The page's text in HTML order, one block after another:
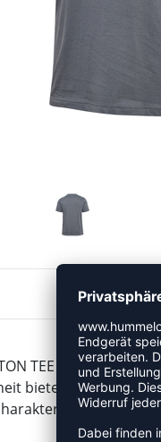
TEE ist aus
bietet. Zum